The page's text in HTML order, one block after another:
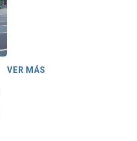
VER MÁS